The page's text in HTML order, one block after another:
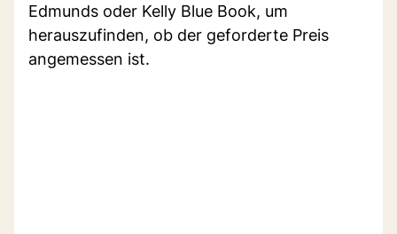
Edmunds oder Kelly Blue Book, um
herauszufinden, ob der geforderte Preis
angemessen ist.